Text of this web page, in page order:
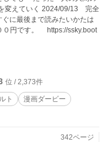
09/13 完全
に最後まで読みたいかたは
０円です。 https://ssky.boot
位 / 2,373件
ト
漫画ダービー
342ページ